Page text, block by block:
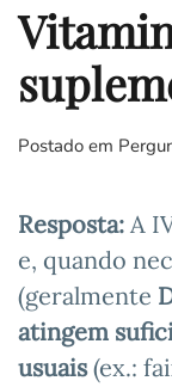
Postado em
Resposta: A
e, quando
(geralmente
atingem
usuais(ex.: